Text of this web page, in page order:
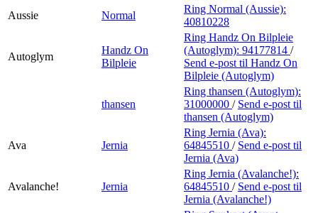
Aussie
Normal
Ring Normal (Aussie):
40810228
Autoglym
Handz On
Bilpleie
Ring Handz On Bilpleie
(Autoglym): 94177814 /
Send e-post til Handz On
Bilpleie (Autoglym)
thansen
Ring thansen (Autoglym):
31000000 / Send e-post til
thansen (Autoglym)
Ava Jernia
Ring Jernia (Ava):
64845510 / Send e-post til
Jernia (Ava)
Avalanche! Jernia
Ring Jernia (Avalanche!):
64845510 / Send e-post til
Jernia (Avalanche!)